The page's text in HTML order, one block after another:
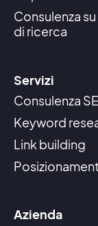
Consulenza
di ricerca
Servizi
Consulenza
Keyword
Link building
Azienda